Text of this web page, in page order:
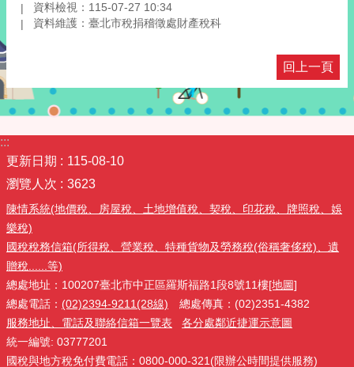
資料檢視：115-07-27 10:34
資料維護：臺北市稅捐稽徵處財產稅科
回上一頁
:::
更新日期
115-08-10
瀏覽人次
3623
陳情系統(地價稅、房屋稅、土地增值稅、契稅、印花稅、牌照稅、娛
樂稅)
國稅稅務信箱(所得稅、營業稅、特種貨物及勞務稅(俗稱奢侈稅)、遺
贈稅......等)
總處地址：100207臺北市中正區羅斯福路1段8號11樓[地圖]
總處電話： (02)2394-9211(28線) 總處傳真：(02)2351-4382
服務地址、電話及聯絡信箱一覽表
各分處鄰近捷運示意圖
統一編號: 03777201
國稅與地方稅免付費電話：0800-000-321(限辦公時間提供服務)